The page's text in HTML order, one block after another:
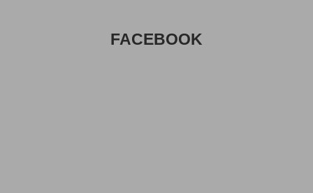
FACEBOOK